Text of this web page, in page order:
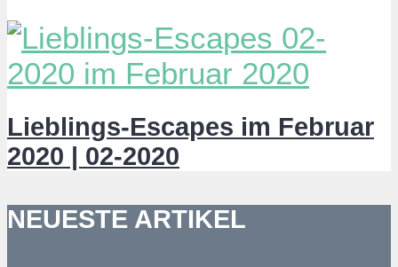
Lieblings-Escapes im Februar
2020 | 02-2020
NEUESTE ARTIKEL